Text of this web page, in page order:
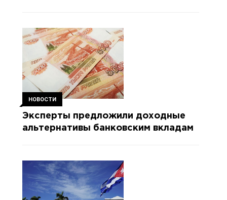
НОВОСТИ
Эксперты предложили доходные
альтернативы банковским вкладам